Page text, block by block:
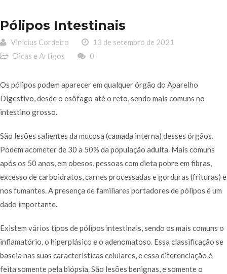
Pólipos Intestinais
Vinícius Cordeiro
13 de setembro de 2021
Dicas e Artigos
0
Os pólipos podem aparecer em qualquer órgão do Aparelho
Digestivo, desde o esôfago até o reto, sendo mais comuns no
intestino grosso.
São lesões salientes da mucosa (camada interna) desses órgãos.
Podem acometer de 30 a 50% da população adulta. Mais comuns
após os 50 anos, em obesos, pessoas com dieta pobre em fibras,
excesso de carboidratos, carnes processadas e gorduras (frituras) e
nos fumantes. A presença de familiares portadores de pólipos é um
dado importante.
Existem vários tipos de pólipos intestinais, sendo os mais comuns o
inflamatório, o hiperplásico e o adenomatoso. Essa classificação se
baseia nas suas características celulares, e essa diferenciação é
feita somente pela biópsia. São lesões benignas, e somente o